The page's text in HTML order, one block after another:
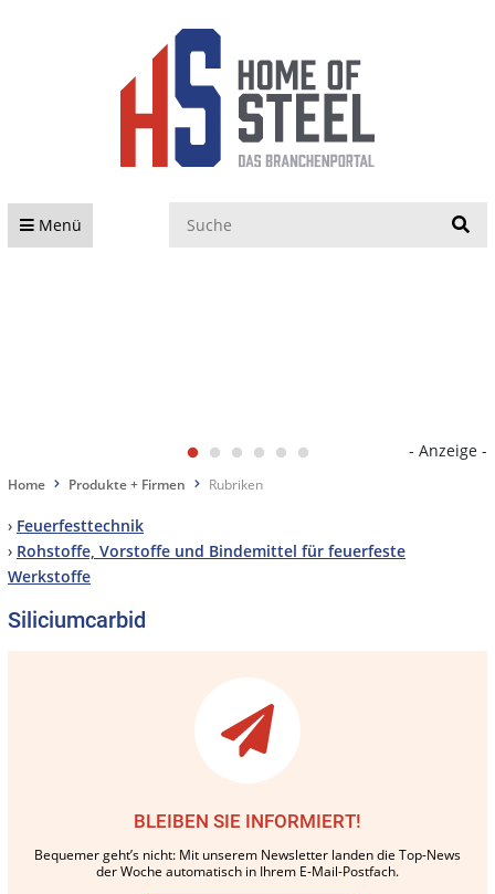
Menü
- Anzeige -
Home Produkte + Firmen Rubriken
› Feuerfesttechnik
› Rohstoffe, Vorstoffe und Bindemittel für feuerfeste
Werkstoffe
Siliciumcarbid
BLEIBEN SIE INFORMIERT!
Bequemer geht’s nicht: Mit unserem Newsletter landen die Top-News
der Woche automatisch in Ihrem E-Mail-Postfach.